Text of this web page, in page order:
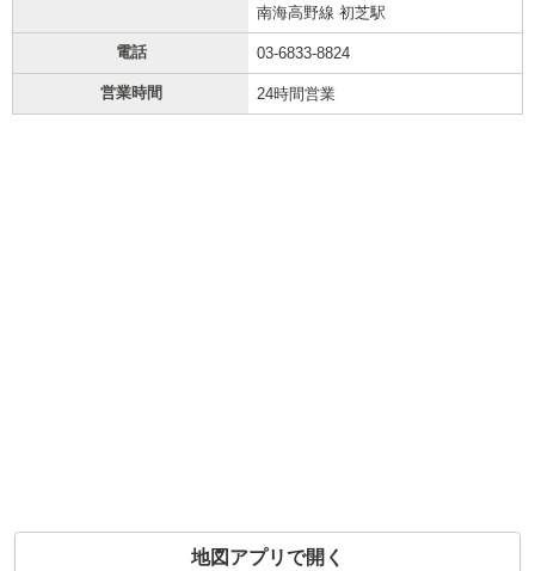
南海高野線 初芝駅
電話 03-6833-8824
営業時間 24時間営業
地図アプリで開く